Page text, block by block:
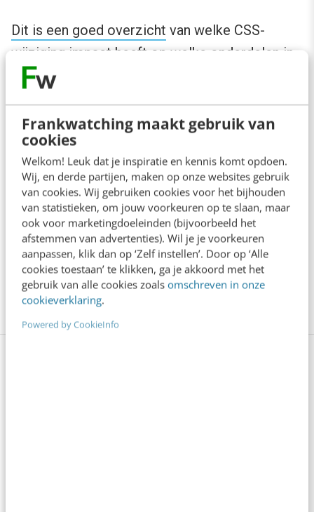
Frankwatching maakt gebruik van
cookies
Welkom! Leuk dat je inspiratie en kennis komt opdoen.
Wij, en derde partijen, maken op onze websites gebruik
van cookies. Wij gebruiken cookies voor het bijhouden
van statistieken, om jouw voorkeuren op te slaan, maar
ook voor marketingdoeleinden (bijvoorbeeld het
afstemmen van advertenties). Wil je je voorkeuren
aanpassen, klik dan op ‘Zelf instellen’. Door op ‘Alle
cookies toestaan’ te klikken, ga je akkoord met het
gebruik van alle cookies zoals omschreven in onze
cookieverklaring.
Powered by CookieInfo
Dit is een goed overzicht van welke CSS-
wijziging impact heeft op welke onderdelen in
hetpixel to screen
Jouw ervaringen
Ik ben benieuwd naar jouw ervaringen op dit
gebied. Heb je misschien al zelf eens de
impact van de 5 genoemde elementen
gemeten en tot welke conclusies ben je daarbij
gekomen?
Afbeelding intro met dank aan 123RF.